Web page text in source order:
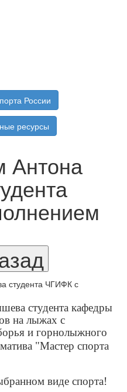
России
ресурсы
Антона
студента кафедры
на лыжах с
и горнолыжного
"Мастер спорта
виде спорта!